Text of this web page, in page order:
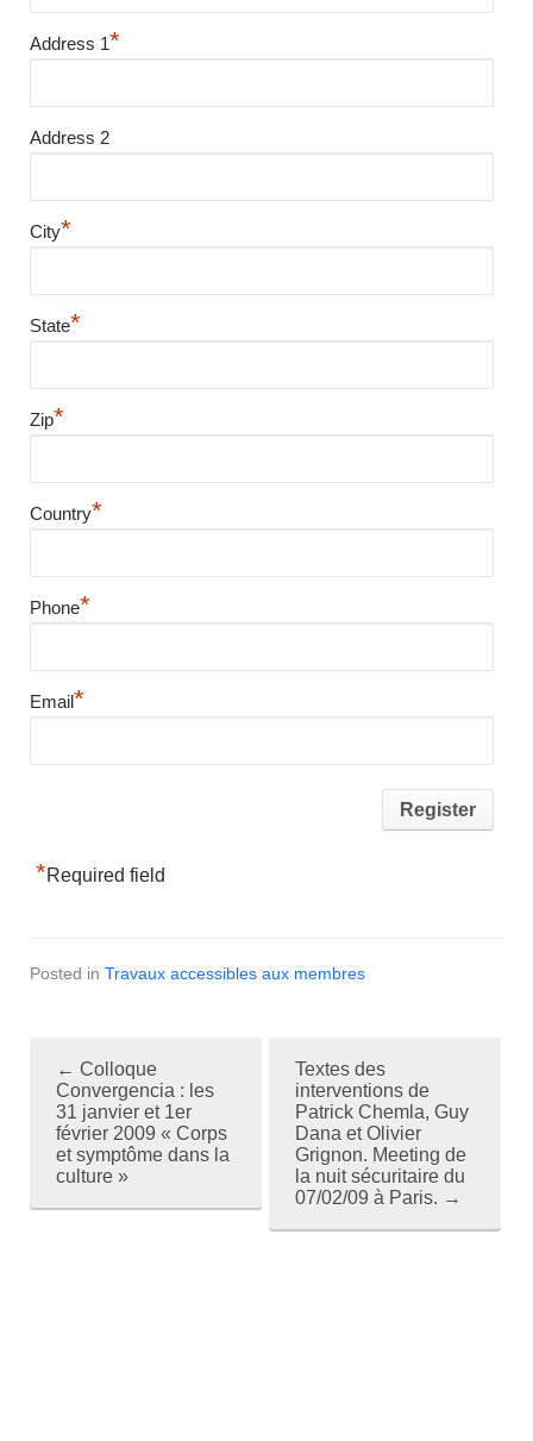
Address 1*
Address 2
City*
State*
Zip*
Country*
Phone*
Email*
*Required field
Posted in Travaux accessibles aux membres
t
← Colloque
Convergencia : les
31 janvier et 1er
février 2009 « Corps
et symptôme dans la
culture »
Textes des
interventions de
Patrick Chemla, Guy
Dana et Olivier
Grignon. Meeting de
la nuit sécuritaire du
07/02/09 à Paris. →